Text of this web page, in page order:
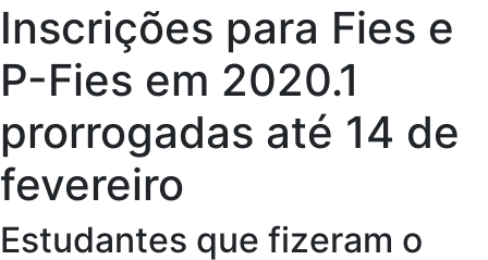
Inscrições para Fies e
P-Fies em 2020.1
prorrogadas até 14 de
fevereiro
Estudantes que fizeram o